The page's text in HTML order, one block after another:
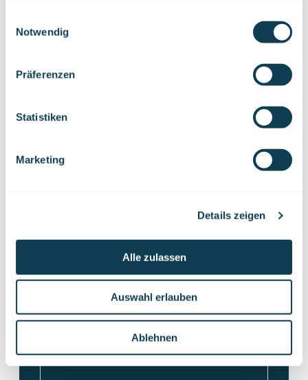
Einstellungen jederzeit über das Icon in der unteren
process your information.
Notwendig
Präferenzen
Statistiken
Marketing
Details zeigen
Alle zulassen
Auswahl erlauben
Ablehnen
auf.
Digitale Gesellschaft
markus.metternich@gofore.com
+49 152 595 10032